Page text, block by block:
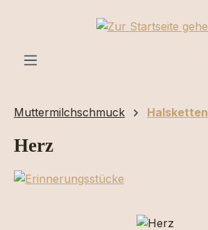
Zum Hauptinhalt springen
Muttermilchschmuck Halsketten
Herz
Bildergalerie überspringen